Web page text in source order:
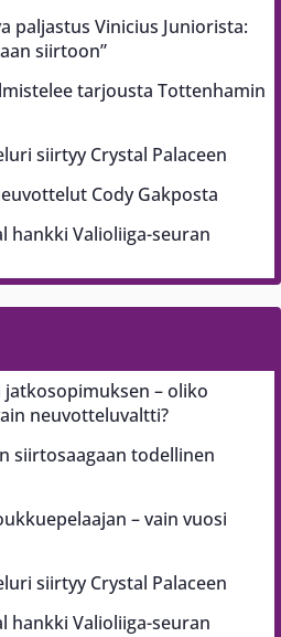
paljastus Vinicius Juniorista:
siirtoon”
tarjousta Tottenhamin
siirtyy Crystal Palaceen
Cody Gakposta
hankki Valioliiga-seuran
– oliko
neuvotteluvaltti?
siirtosaagaan todellinen
– vain vuosi
siirtyy Crystal Palaceen
hankki Valioliiga-seuran